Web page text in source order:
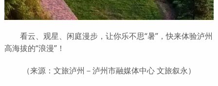
看云、观星、闲庭漫步，让你乐不思“暑”，快来体验泸州
高海拔的“浪漫”！
（来源：文旅泸州－泸州市融媒体中心 文旅叙永）